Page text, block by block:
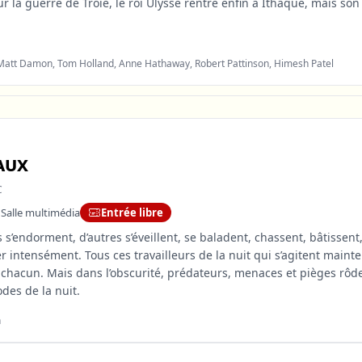
Damon, Tom Holland, Anne Hathaway, Robert Pattinson, Himesh Patel
multimédia Entrée libre
d’autres s’éveillent, se baladent, chassent,
intensément. Tous ces travailleurs de la nuit qui s’agitent
Mais dans l’obscurité, prédateurs, menaces et pièges
de la nuit.